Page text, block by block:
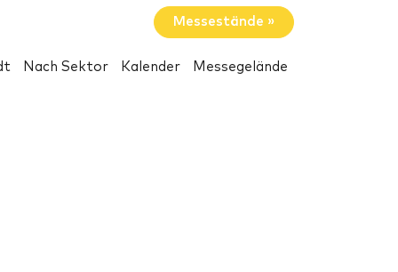
Messestände »
Nach Sektor Kalender Messegelände